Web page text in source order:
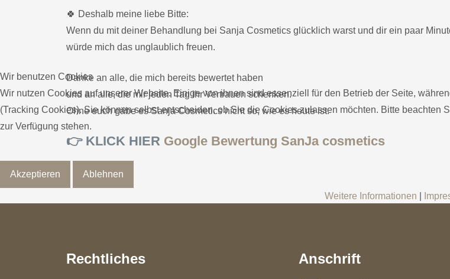
🍀 Deshalb meine liebe Bitte:
Wenn du mit deiner Behandlung bei Sanja Cosmetics glücklich warst und dir ein paar
würde mich das unglaublich freuen.
Danke an alle, die mich bereits bewertet haben
und an alle, die mir jeden Tag ihr Vertrauen schenken.
Ohne euch gäbe es Sanja Cosmetics nicht so, wie es heute ist.
👉 KLICK HIER Google Bewertung SanJa cosmetics
Rechtliches Anschrift
Wir benutzen Cookies
Wir nutzen Cookies auf unserer Website. Einige von ihnen sind essenziell für den Betrieb der Seite,
(Tracking Cookies). Sie können selbst entscheiden, ob Sie die Cookies zulassen möchten. Bitte
zur Verfügung stehen.
Akzeptieren Ablehnen
Weitere Informationen